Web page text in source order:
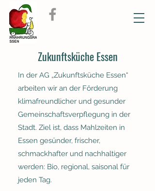
Zukunftsküche Essen
In der AG „Zukunftsküche Essen“
arbeiten wir an der Förderung
klimafreundlicher und gesunder
Gemeinschaftsverpflegung in der
Stadt. Ziel ist, dass Mahlzeiten in
Essen gesünder, frischer,
schmackhafter und nachhaltiger
werden: Bio, regional, saisonal für
jeden Tag.